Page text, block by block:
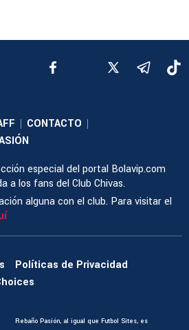
| CONTACTO |
especial del portal Bolavip.com
a los fans del Club Chivas.
alguna con el club. Para visitar el
Políticas de Privacidad
Rebaño Pasión, al igual que Futbol Sites, es